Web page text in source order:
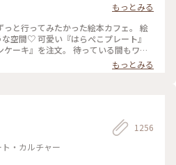
もっとみる
っと行ってみたかった絵本カフェ。 絵
空間♡ 可愛い『はらぺこプレート』
ケーキ』を注文。 待っている間もワク
うしたら上手に撮れるかな〜 そんな
ひと時でした(*´˘`*) #大阪#カフェ#絵
もっとみる
・カルチャー
1256